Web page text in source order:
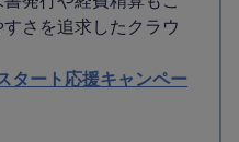
さを追求したクラウ
タート応援キャンペー